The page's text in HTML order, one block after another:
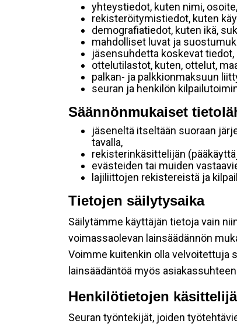
yhteystiedot, kuten nimi,
rekisteröitymistiedot, kuten
demografiatiedot, kuten ikä,
mahdolliset luvat ja
jäsensuhdetta koskevat
ottelutilastot, kuten, ottelut,
palkan- ja palkkionmaksuun
seuran ja henkilön
Säännönmukaiset
jäseneltä itseltään suoraan
tavalla,
rekisterinkäsittelijän
evästeiden tai muiden
lajiliittojen rekistereistä ja
Tietojen säilytysaika
Säilytämme käyttäjän tietoja vain
voimassaolevan lainsäädännön
Voimme kuitenkin olla velvoitettuja
lainsäädäntöä myös
Henkilötietojen
Seuran työntekijät, joiden